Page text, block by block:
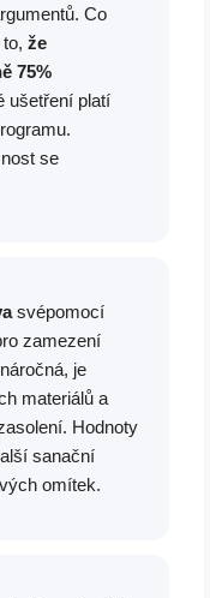
Co
že
75%
ušetření platí
se
svépomocí
zamezení
je
materiálů a
Hodnoty
sanační
omítek.